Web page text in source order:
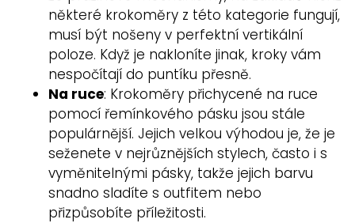
některé krokoměry z této kategorie fungují,
musí být nošeny v perfektní vertikální
poloze. Když je nakloníte jinak, kroky vám
nespočítají do puntíku přesně.
Na ruce: Krokoměry přichycené na ruce
pomocí řemínkového pásku jsou stále
populárnější. Jejich velkou výhodou je, že je
seženete v nejrůznějších stylech, často i s
vyměnitelnými pásky, takže jejich barvu
snadno sladíte s outfitem nebo
přizpůsobíte příležitosti.